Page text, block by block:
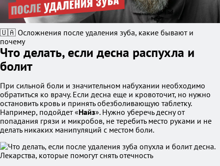
🇺🇦 Осложнения после удаления зуба, какие бывают и
почему
Что делать, если десна распухла и
болит
При сильной боли и значительном набухании необходимо
обратиться ко врачу. Если десна еще и кровоточит, но нужно
остановить кровь и принять обезболивающую таблетку.
Например, подойдет «Найз». Нужно уберечь десну от
попадания грязи и микробов, не теребить место руками и не
делать никаких манипуляций с местом боли.